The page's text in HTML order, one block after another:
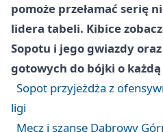
pomoże przełamać serię
lidera tabeli. Kibice
Sopotu i jego gwiazdy
gotowych do bójki o każdą
Sopot przyjeżdża z
ligi
Mecz i szanse Dąbrowy